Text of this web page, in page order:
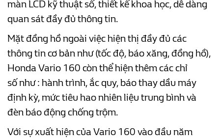
màn LCD kỹ thuật số, thiết kế khoa học, dễ dàng
quan sát đầy đủ thông tin.
Mặt đồng hồ ngoài việc hiện thị đầy đủ các
thông tin cơ bản như (tốc độ, báo xăng, đồng hồ),
Honda Vario 160 còn thể hiện thêm các chỉ
số như : hành trình, ắc quy, báo thay dầu máy
định kỳ, mức tiêu hao nhiên liệu trung bình và
đèn báo động chống trộm.
Với sự xuất hiện của Vario 160 vào đầu năm